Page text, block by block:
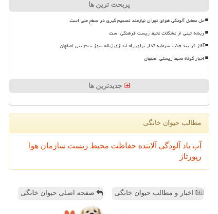
پربحث ترین ها
حل معضل آلودگی هوای تهران نیازمند تصمیم گیری در سطح ملی است
ریشه خیلی از مشکلات محیط زیست فرهنگی است
آغاز فرایند جذب سرمایه گذار برای راه اندازی زباله سوز ۳۰۰ تنی اصفهان
اخبار کوتاه محیط زیستی اصفهان
جدیدترین ها
مطالب حیوان خانگی
آب باد آلودگی آلاینده حفاظت محیط زیست سازمان هوا
رپورتاژ
اخبار و مطالب حیوان خانگی صفحه اصلی حیوان خانگی